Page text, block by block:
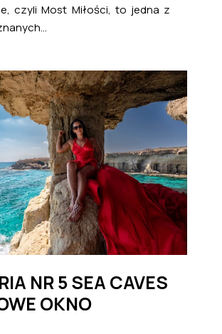
czyli Most Miłości, to jedna z
NR 5 SEA CAVES
OKNO